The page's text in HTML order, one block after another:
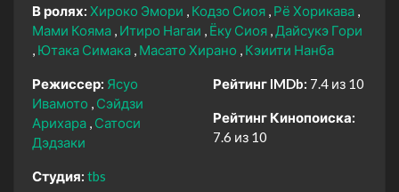
В ролях: Хироко Эмори Кодзо Сиоя Рё Хорикава
Мами Кояма Итиро Нагаи Ёку Сиоя Дайсукэ Гори
Ютака Симака Масато Хирано Кэиити Нанба
Режиссер: Ясуо
Ивамото
Сэйдзи
Арихара Сатоси
Дэдзаки
Студия: tbs
Рейтинг IMDb: 7.4 из 10
Рейтинг Кинопоиска:
7.6 из 10